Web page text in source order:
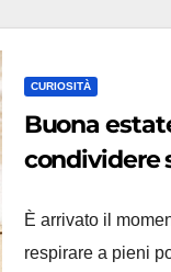
CURIOSITÀ
Buona
condividere
È arrivato il
respirare a pieni